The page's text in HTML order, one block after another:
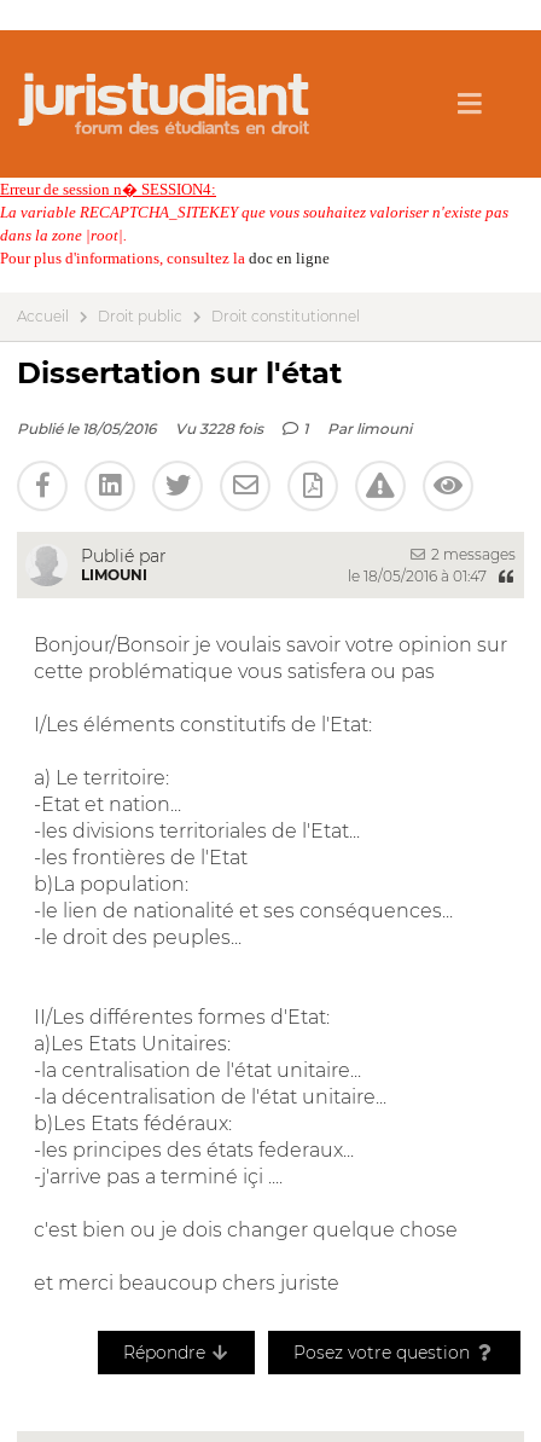
Erreur de session n� SESSION4:
La variable RECAPTCHA_SITEKEY que vous souhaitez valoriser n'existe pas
dans la zone |root|.
Pour plus d'informations, consultez la doc en ligne
Accueil Droit public Droit constitutionnel
Dissertation sur l'état
Publié le 18/05/2016 Vu 3228 fois 1 Par limouni
Publié par
LIMOUNI
2 messages
le 18/05/2016 à 01:47
Bonjour/Bonsoir je voulais savoir votre opinion sur
cette problématique vous satisfera ou pas
I/Les éléments constitutifs de l'Etat:
a) Le territoire:
-Etat et nation...
-les divisions territoriales de l'Etat...
-les frontières de l'Etat
b)La population:
-le lien de nationalité et ses conséquences...
-le droit des peuples...
II/Les différentes formes d'Etat:
a)Les Etats Unitaires:
-la centralisation de l'état unitaire...
-la décentralisation de l'état unitaire...
b)Les Etats fédéraux:
-les principes des états federaux...
-j'arrive pas a terminé içi ....
c'est bien ou je dois changer quelque chose
et merci beaucoup chers juriste
Répondre Posez votre question